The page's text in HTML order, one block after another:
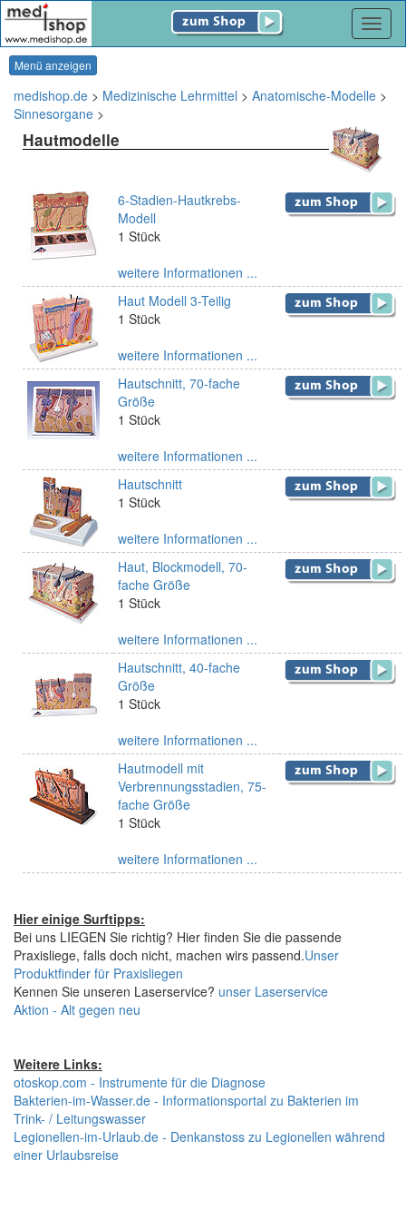
Menü anzeigen
medishop.de > Medizinische Lehrmittel > Anatomische-Modelle >
Sinnesorgane >
Hautmodelle
6-Stadien-Hautkrebs-
Modell
1 Stück
weitere Informationen ...
Haut Modell 3-Teilig
1 Stück
weitere Informationen ...
Hautschnitt, 70-fache
Größe
1 Stück
weitere Informationen ...
Hautschnitt
1 Stück
weitere Informationen ...
Haut, Blockmodell, 70-
fache Größe
1 Stück
weitere Informationen ...
Hautschnitt, 40-fache
Größe
1 Stück
weitere Informationen ...
Hautmodell mit
Verbrennungsstadien, 75-
fache Größe
1 Stück
weitere Informationen ...
Hier einige Surftipps:
Bei uns LIEGEN Sie richtig? Hier finden Sie die passende
Praxisliege, falls doch nicht, machen wirs passend.Unser
Produktfinder für Praxisliegen
Kennen Sie unseren Laserservice? unser Laserservice
Aktion - Alt gegen neu
Weitere Links:
otoskop.com - Instrumente für die Diagnose
Bakterien-im-Wasser.de - Informationsportal zu Bakterien im
Trink- / Leitungswasser
Legionellen-im-Urlaub.de - Denkanstoss zu Legionellen während
einer Urlaubsreise